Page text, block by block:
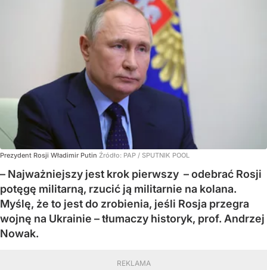
Prezydent Rosji Władimir Putin Źródło: PAP / SPUTNIK POOL
– Najważniejszy jest krok pierwszy – odebrać Rosji
potęgę militarną, rzucić ją militarnie na kolana.
Myślę, że to jest do zrobienia, jeśli Rosja przegra
wojnę na Ukrainie – tłumaczy historyk, prof. Andrzej
Nowak.